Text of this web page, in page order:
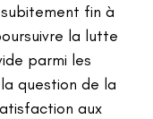
fin à
la lutte
parmi les
question de la
aux